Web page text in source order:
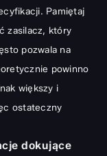
Pamiętaj
zasilacz, który
pozwala na
powinno
większy i
ostateczny
dokujące